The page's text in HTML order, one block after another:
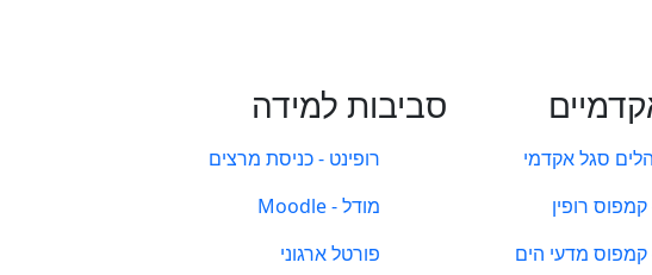
סגל אקדמי
רופין
קמפוס מדעי הים
סביבות למידה
רופינט - כניסת מרצים
מודל - Moodle
פורטל ארגוני